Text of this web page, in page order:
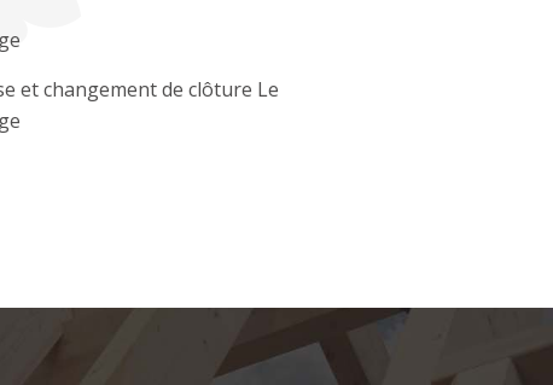
et changement de clôture Le